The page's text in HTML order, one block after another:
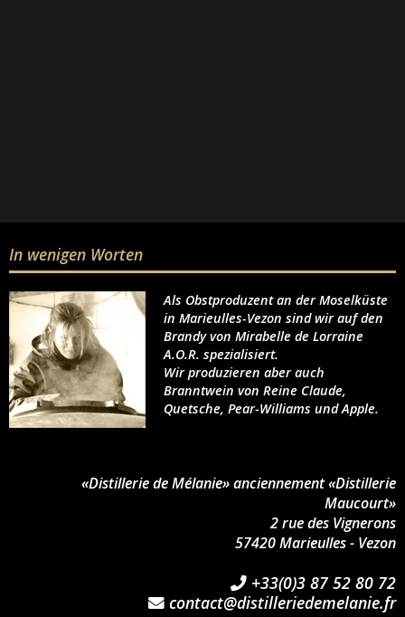
In wenigen Worten
Als Obstproduzent an der Moselküste
in Marieulles-Vezon sind wir auf den
Brandy von Mirabelle de Lorraine
A.O.R. spezialisiert.
Wir produzieren aber auch
Branntwein von Reine Claude,
Quetsche, Pear-Williams und Apple.
«Distillerie de Mélanie» anciennement «Distillerie
Maucourt»
2 rue des Vignerons
57420 Marieulles - Vezon
+33(0)3 87 52 80 72
contact@distilleriedemelanie.fr